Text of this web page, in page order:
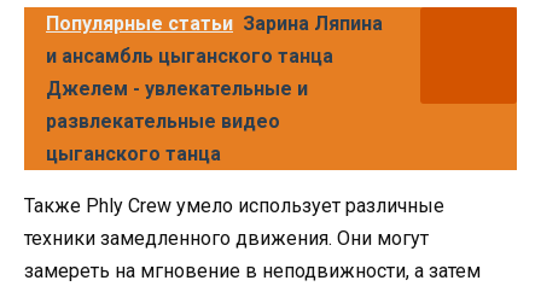
Популярные статьи Зарина Ляпина
и ансамбль цыганского танца
Джелем - увлекательные и
развлекательные видео
цыганского танца
Также Phly Crew умело использует различные
техники замедленного движения. Они могут
замереть на мгновение в неподвижности, а затем